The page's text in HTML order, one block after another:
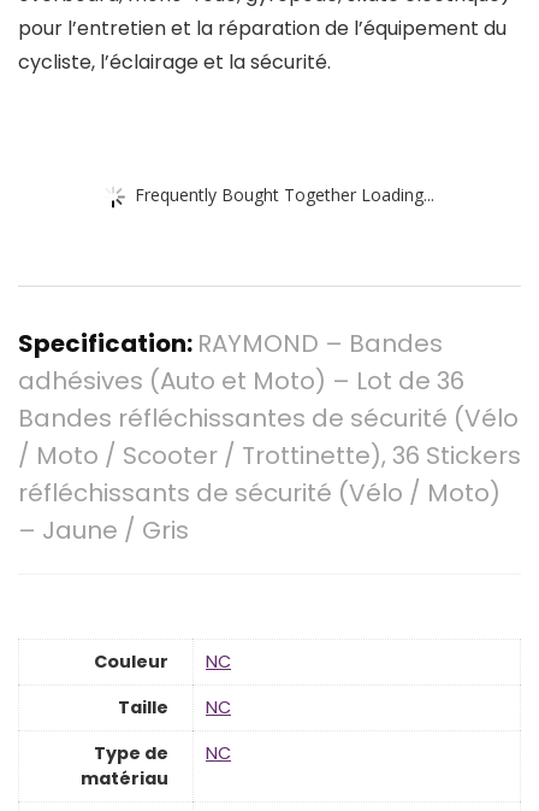
pour l’entretien et la réparation de l’équipement du
cycliste, l’éclairage et la sécurité.
Frequently Bought Together Loading...
Specification: RAYMOND – Bandes
adhésives (Auto et Moto) – Lot de 36
Bandes réfléchissantes de sécurité (Vélo
/ Moto / Scooter / Trottinette), 36 Stickers
réfléchissants de sécurité (Vélo / Moto)
– Jaune / Gris
Couleur
‎NC
Taille
‎NC
Type de
matériau
‎NC